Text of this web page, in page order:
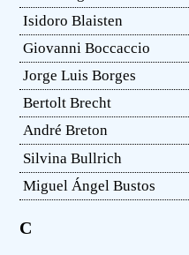
Isidoro Blaisten
Giovanni Boccaccio
Jorge Luis Borges
Bertolt Brecht
André Breton
Silvina Bullrich
Miguel Ángel Bustos
C